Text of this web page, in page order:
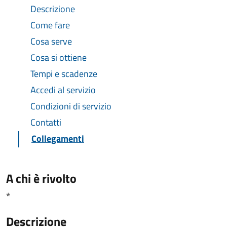
Descrizione
Come fare
Cosa serve
Cosa si ottiene
Tempi e scadenze
Accedi al servizio
Condizioni di servizio
Contatti
Collegamenti
A chi è rivolto
*
Descrizione